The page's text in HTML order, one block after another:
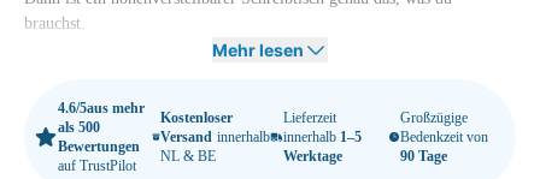
brauchst.
mit denen du ganz einfach die richtige Haltung einnehmen kannst. So
arbeitest du nicht nur angenehmer, sondern investierst auch in eine
gesündere Arbeitsweise
Mehr lesen
4.6/5aus mehr
als 500
Bewertungen
auf TrustPilot
Kostenloser
Versand innerhalb
NL & BE
Lieferzeit
innerhalb 1–5
Werktage
Großzügige
Bedenkzeit von
90 Tage